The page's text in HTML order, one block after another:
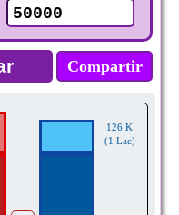
Compartir
126 K
(1 Lac)